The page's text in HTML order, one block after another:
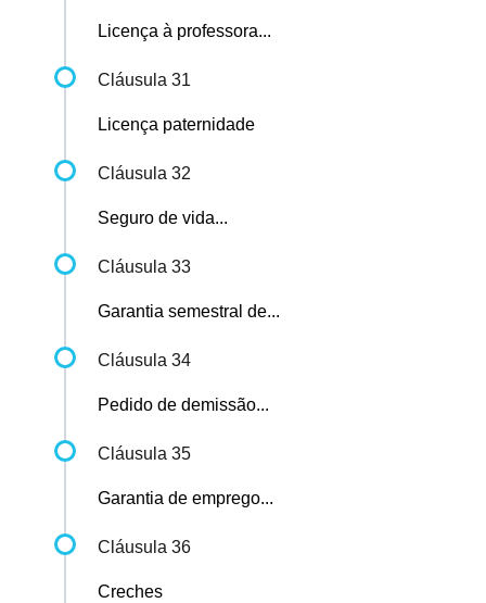
Licença à professora...
Cláusula 31
Licença paternidade
Cláusula 32
Seguro de vida...
Cláusula 33
Garantia semestral de...
Cláusula 34
Pedido de demissão...
Cláusula 35
Garantia de emprego...
Cláusula 36
Creches